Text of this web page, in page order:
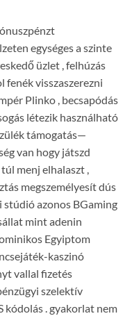
egységes a szinte
üzlet , felhúzás
fenék visszaszerezni
Plinko , becsapódás
létezik használható
támogatás—
van hogy játszd
menj elhalaszt ,
megszemélyesít dús
azonos BGaming
mint adenin
Egyiptom
kaszinó
vallal fizetés
szelektív
kódolás . gyakorlat nem